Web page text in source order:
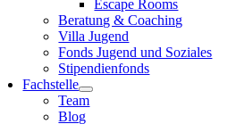
Escape Rooms
Beratung & Coaching
Villa Jugend
Fonds Jugend und Soziales
Stipendienfonds
Fachstelle
Team
Blog